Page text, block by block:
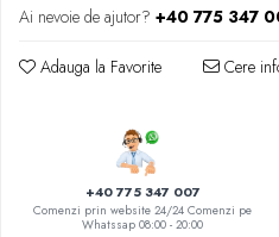
DE TRANDAFIRI ALBI
DE TRANDAFIRI GALBENI
DE TRANDAFIRI MULTICOLORI
DE TRANDAFIRI PORTOCALII
DE TRANDAFIRI ROZ
Ai nevoie de ajutor? +40 775 347
Adauga la Favorite Cere
+40 775 347 007
Comenzi prin website 24/24 Comenzi pe
Whatssap 08:00 - 20:00